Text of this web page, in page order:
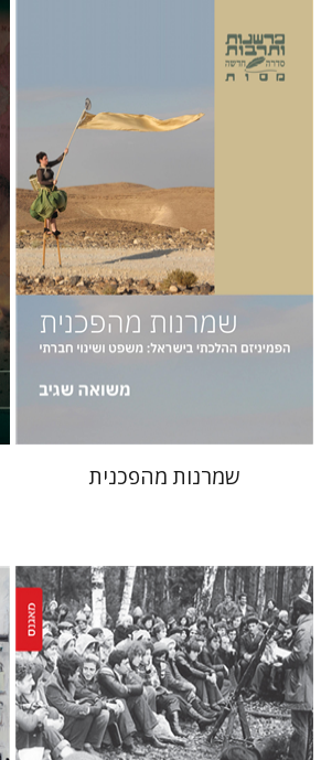
הנחת אתר ספר מודפס
שמרנות מהפכנית
יעקב רואי איליה וובשין